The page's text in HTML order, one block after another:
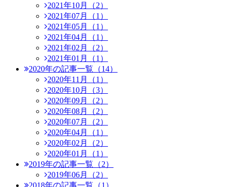
2021年10月（2）
2021年07月（1）
2021年05月（1）
2021年04月（1）
2021年02月（2）
2021年01月（1）
2020年の記事一覧（14）
2020年11月（1）
2020年10月（3）
2020年09月（2）
2020年08月（2）
2020年07月（2）
2020年04月（1）
2020年02月（2）
2020年01月（1）
2019年の記事一覧（2）
2019年06月（2）
2018年の記事一覧（1）